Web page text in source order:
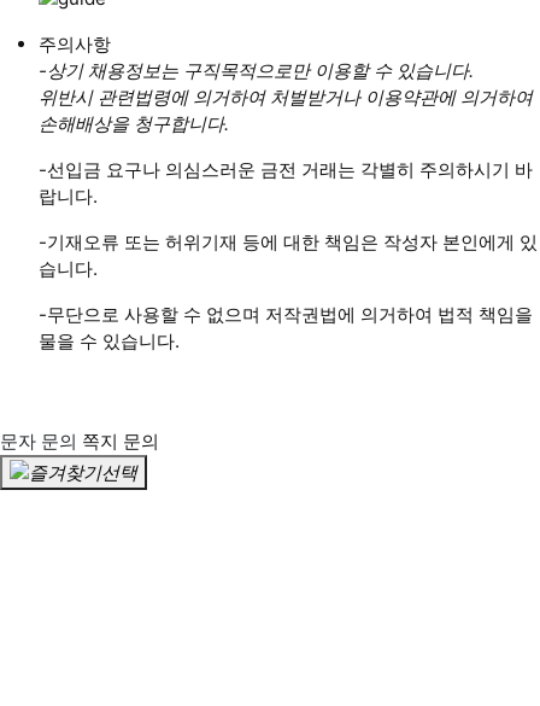
주의사항
-상기 채용정보는 구직목적으로만 이용할 수 있습니다.
위반시 관련법령에 의거하여 처벌받거나 이용약관에 의거하여
손해배상을 청구합니다.
-선입금 요구나 의심스러운 금전 거래는 각별히 주의하시기 바
랍니다.
-기재오류 또는 허위기재 등에 대한 책임은 작성자 본인에게 있
습니다.
-무단으로 사용할 수 없으며 저작권법에 의거하여 법적 책임을
물을 수 있습니다.
문자 문의 쪽지 문의